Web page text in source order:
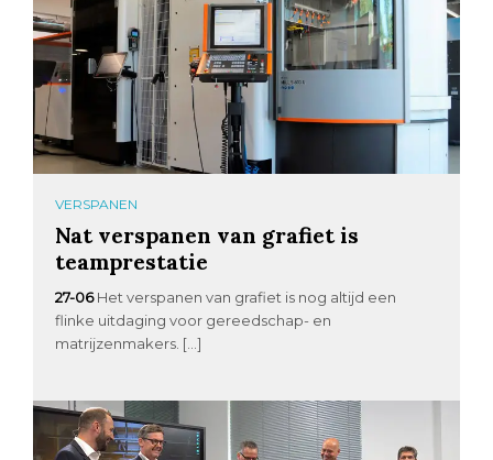
VERSPANEN
Nat verspanen van grafiet is
teamprestatie
27-06 Het verspanen van grafiet is nog altijd een
flinke uitdaging voor gereedschap- en
matrijzenmakers. […]